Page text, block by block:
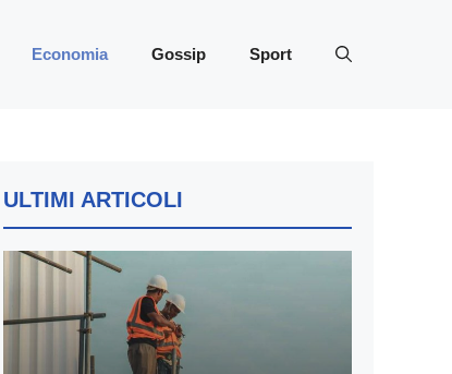
Economia Gossip Sport
ULTIMI ARTICOLI